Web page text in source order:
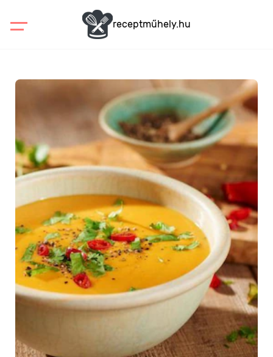
receptműhely.hu